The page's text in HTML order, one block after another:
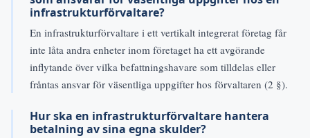
infrastrukturförvaltare?
En infrastrukturförvaltare i ett vertikalt integrerat företag får
inte låta andra enheter inom företaget ha ett avgörande
inflytande över vilka befattningshavare som tilldelas eller
fråntas ansvar för väsentliga uppgifter hos förvaltaren (2 §).
Hur ska en infrastrukturförvaltare hantera
betalning av sina egna skulder?